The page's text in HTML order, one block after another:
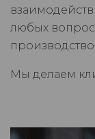
любых
Мы делаем